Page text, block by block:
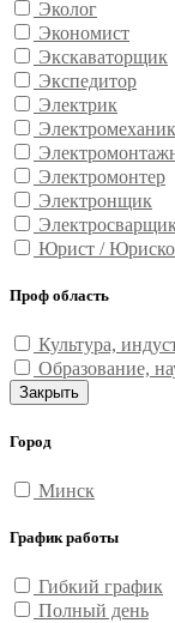
Эколог
Экономист
Экскаваторщик
Экспедитор
Электрик
Электромеханик
Электромонтер
Электронщик
Электросварщик
Юрист /
Проф область
Культура,
Образование,
Закрыть
Город
Минск
График работы
Гибкий график
Полный день